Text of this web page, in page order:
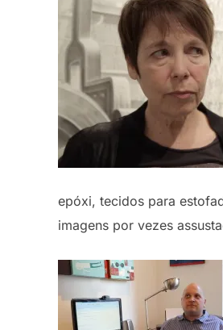
epóxi, tecidos para
imagens por vezes